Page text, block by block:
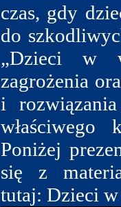
czas, gdy
do
„Dzieci w
zagrożenia
i
właściwego
Poniżej
się z
tutaj: Dzieci